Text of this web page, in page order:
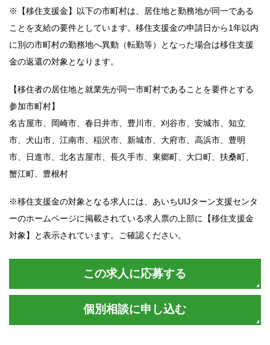
※【移住支援金】以下の市町村は、居住地と勤務地が同一である
ことを支給の要件としています。移住支援金の申請日から1年以内
に別の市町村の勤務地へ異動（転勤等）となった場合は移住支援
金の返還の対象となります。
【移住者の居住地と就業先が同一市町村であることを要件とする
参加市町村】
名古屋市、岡崎市、春日井市、豊川市、刈谷市、安城市、知立
市、犬山市、江南市、稲沢市、新城市、大府市、高浜市、豊明
市、日進市、北名古屋市、長久手市、東郷町、大口町、扶桑町、
蟹江町、豊根村
※移住支援金の対象となる求人には、あいちUIJターン支援センタ
ーのホームページに掲載されている求人票の上部に【移住支援金
対象】と表示されています。ご確認ください。
この求人に応募する
個別相談に申し込む